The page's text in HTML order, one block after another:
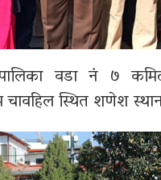
वडा नं ७
स्थित शणेश स्थान